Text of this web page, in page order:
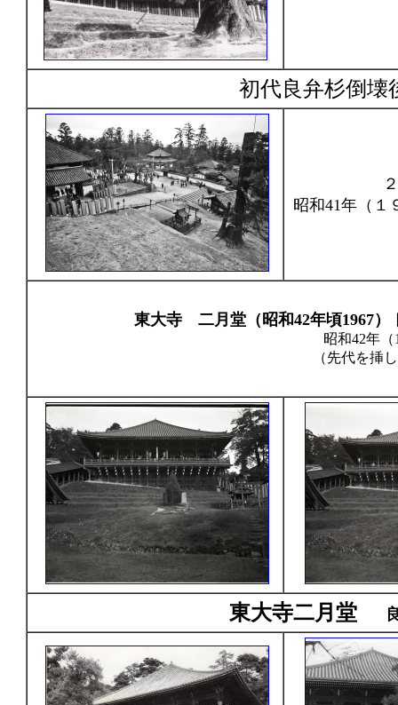
初代良弁杉倒壊
昭和41年（１
東大寺 二月堂（昭和42年頃
昭和42年（
（先代を挿
東大寺二月堂